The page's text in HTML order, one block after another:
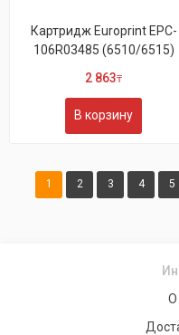
Картридж Europrint EPC-
106R03485 (6510/6515)
2 863₸
В корзину
1 2 3 4 5
О